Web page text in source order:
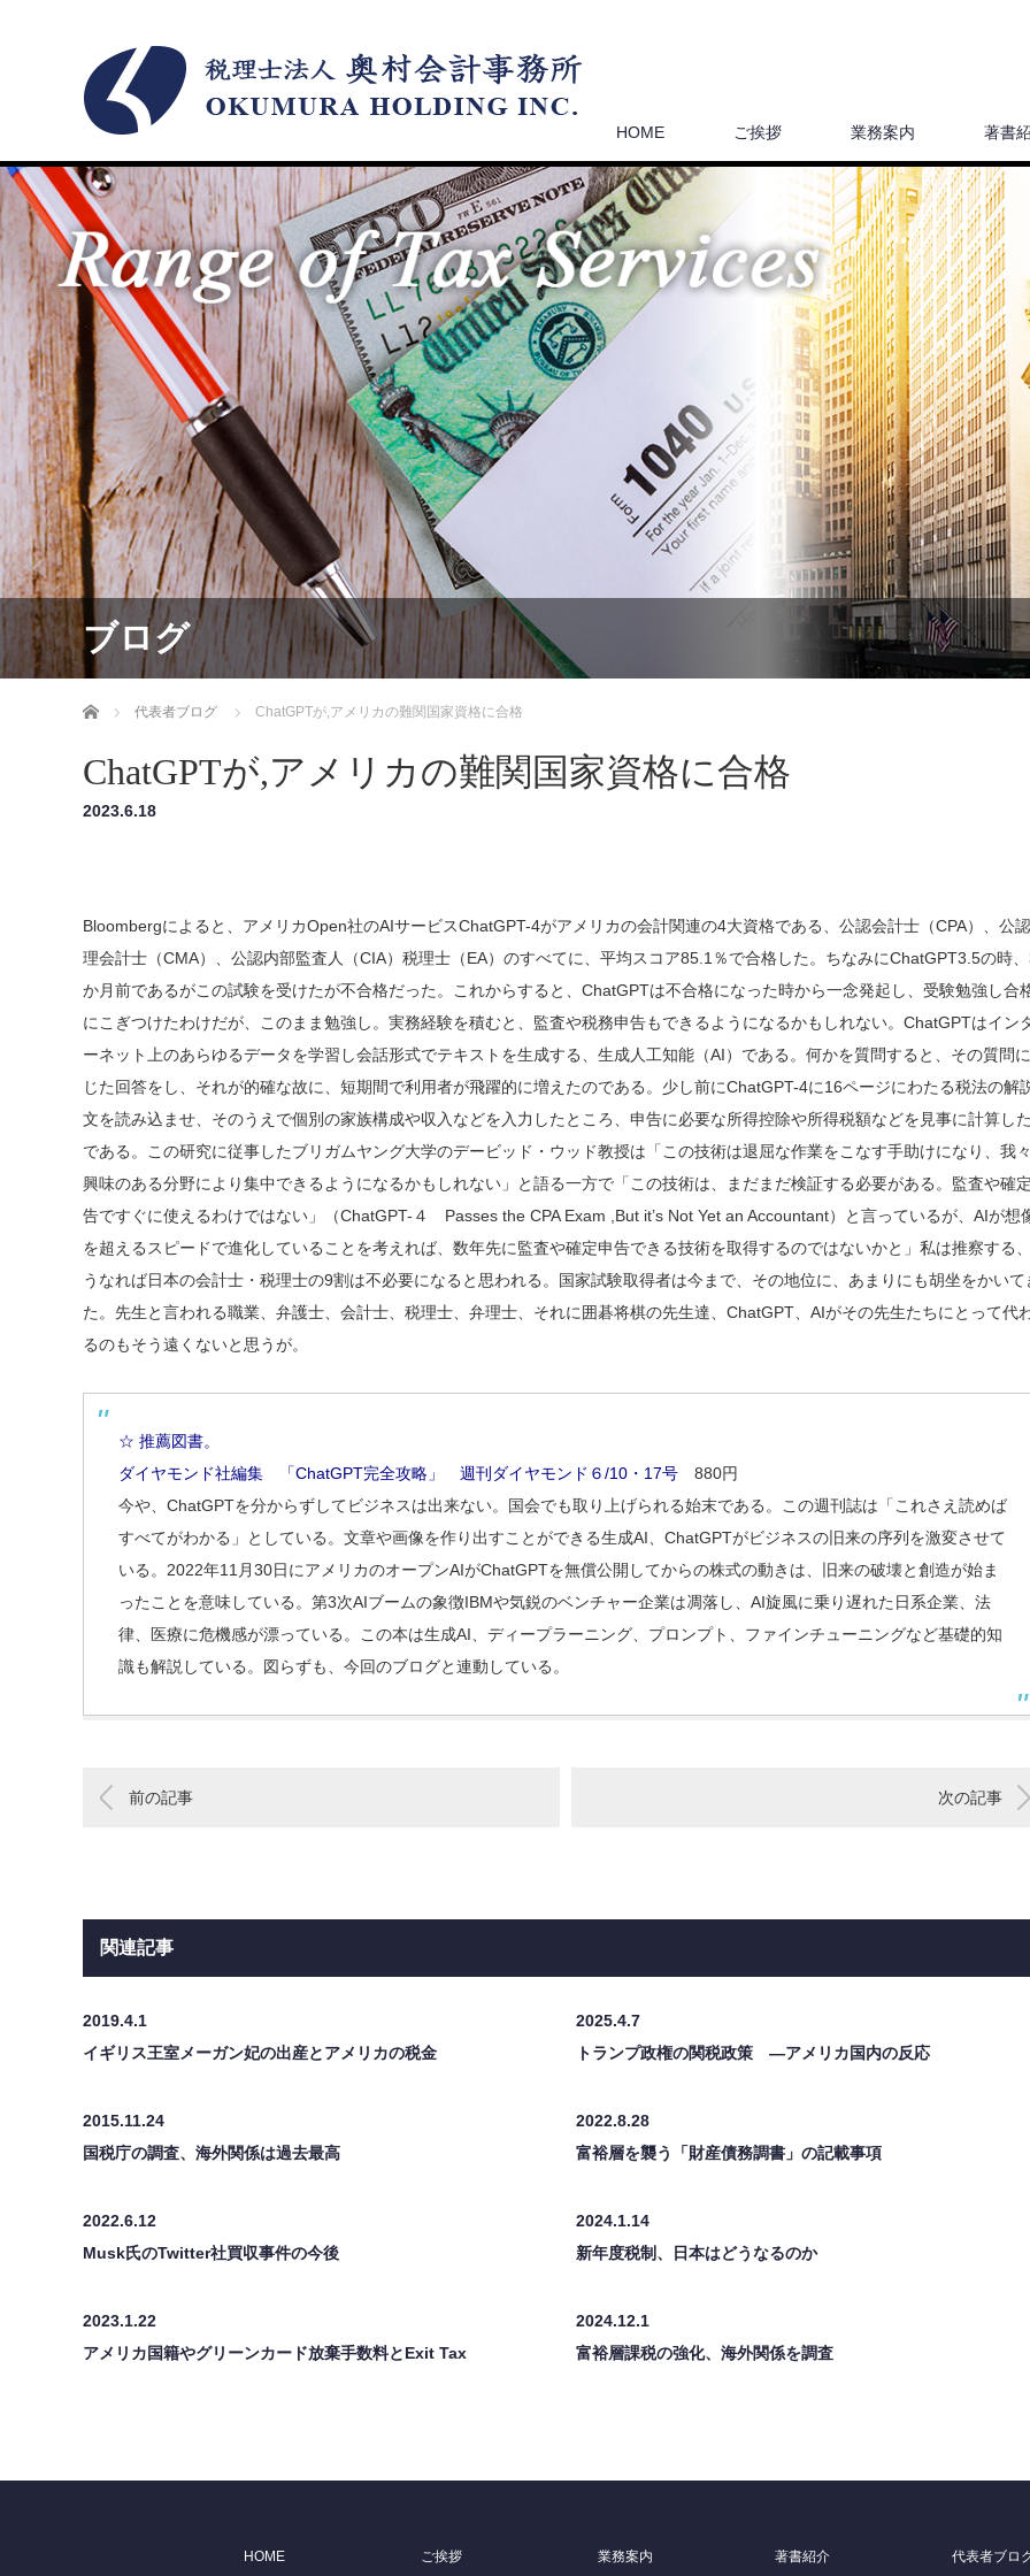
HOME ご挨拶 業務案内 著書
ブログ
ホーム 代表者ブログ ChatGPTが,アメリカの難関国家資格に合格
ChatGPTが,アメリカの難関国家資格に合格
2023.6.18
Bloombergによると、アメリカOpen社のAIサービスChatGPT-4がアメリカの会計関連の4大資格である、公認会計士（CPA）、公
理会計士（CMA）、公認内部監査人（CIA）税理士（EA）のすべてに、平均スコア85.1％で合格した。ちなみにChatGPT3.5の時
か月前であるがこの試験を受けたが不合格だった。これからすると、ChatGPTは不合格になった時から一念発起し、受験勉強し合
にこぎつけたわけだが、このまま勉強し。実務経験を積むと、監査や税務申告もできるようになるかもしれない。ChatGPTはイン
ーネット上のあらゆるデータを学習し会話形式でテキストを生成する、生成人工知能（AI）である。何かを質問すると、その質問
じた回答をし、それが的確な故に、短期間で利用者が飛躍的に増えたのである。少し前にChatGPT-4に16ページにわたる税法の解
文を読み込ませ、そのうえで個別の家族構成や収入などを入力したところ、申告に必要な所得控除や所得税額などを見事に計算し
である。この研究に従事したブリガムヤング大学のデービッド・ウッド教授は「この技術は退屈な作業をこなす手助けになり、我
興味のある分野により集中できるようになるかもしれない」と語る一方で「この技術は、まだまだ検証する必要がある。監査や確
告ですぐに使えるわけではない」（ChatGPT-４ Passes the CPA Exam ,But it’s Not Yet an Accountant）と言っているが、AIが想
を超えるスピードで進化していることを考えれば、数年先に監査や確定申告できる技術を取得するのではないかと」私は推察する
うなれば日本の会計士・税理士の9割は不必要になると思われる。国家試験取得者は今まで、その地位に、あまりにも胡坐をかいて
た。先生と言われる職業、弁護士、会計士、税理士、弁理士、それに囲碁将棋の先生達、ChatGPT、AIがその先生たちにとって代
るのもそう遠くないと思うが。
☆ 推薦図書。
ダイヤモンド社編集 「ChatGPT完全攻略」 週刊ダイヤモンド６/10・17号 880円
今や、ChatGPTを分からずしてビジネスは出来ない。国会でも取り上げられる始末である。この週刊誌は「これさえ読めば
すべてがわかる」としている。文章や画像を作り出すことができる生成AI、ChatGPTがビジネスの旧来の序列を激変させて
いる。2022年11月30日にアメリカのオープンAIがChatGPTを無償公開してからの株式の動きは、旧来の破壊と創造が始ま
ったことを意味している。第3次AIブームの象徴IBMや気鋭のベンチャー企業は凋落し、AI旋風に乗り遅れた日系企業、法
律、医療に危機感が漂っている。この本は生成AI、ディープラーニング、プロンプト、ファインチューニングなど基礎的知
識も解説している。図らずも、今回のブログと連動している。
前の記事 次の記事
関連記事
2019.4.1
イギリス王室メーガン妃の出産とアメリカの税金
2025.4.7
トランプ政権の関税政策 ―アメリカ国内の反応
2015.11.24
国税庁の調査、海外関係は過去最高
2022.8.28
富裕層を襲う「財産債務調書」の記載事項
2022.6.12
Musk氏のTwitter社買収事件の今後
2024.1.14
新年度税制、日本はどうなるのか
2023.1.22
アメリカ国籍やグリーンカード放棄手数料とExit Tax
2024.12.1
富裕層課税の強化、海外関係を調査
HOME ご挨拶 業務案内 著書紹介 代表者ブロ